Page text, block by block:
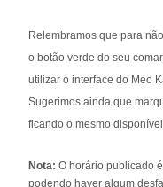
Relembramos que para
o botão verde do seu
utilizar o interface do Meo
Sugerimos ainda que
ficando o mesmo
Nota: O horário publicado
podendo haver algum